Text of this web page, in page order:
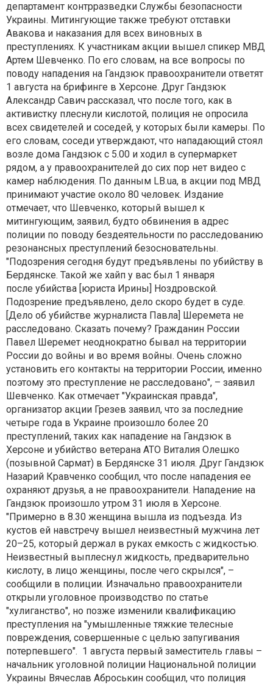
департамент контрразведки Службы безопасности
Украины. Митингующие также требуют отставки
Авакова и наказания для всех виновных в
преступлениях. К участникам акции вышел спикер МВД
Артем Шевченко. По его словам, на все вопросы по
поводу нападения на Гандзюк правоохранители ответят
1 августа на брифинге в Херсоне. Друг Гандзюк
Александр Савич рассказал, что после того, как в
активистку плеснули кислотой, полиция не опросила
всех свидетелей и соседей, у которых были камеры. По
его словам, соседи утверждают, что нападающий стоял
возле дома Гандзюк с 5.00 и ходил в супермаркет
рядом, а у правоохранителей до сих пор нет видео с
камер наблюдения. По данным LB.ua, в акции под МВД
принимают участие около 80 человек. Издание
отмечает, что Шевченко, который вышел к
митингующим, заявил, будто обвинения в адрес
полиции по поводу бездеятельности по расследованию
резонансных преступлений безосновательны.
"Подозрения сегодня будут предъявлены по убийству в
Бердянске. Такой же хайп у вас был 1 января
после убийства [юриста Ирины] Ноздровской.
Подозрение предъявлено, дело скоро будет в суде.
[Дело об убийстве журналиста Павла] Шеремета не
расследовано. Сказать почему? Гражданин России
Павел Шеремет неоднократно бывал на территории
России до войны и во время войны. Очень сложно
установить его контакты на территории России, именно
поэтому это преступление не расследовано", – заявил
Шевченко. Как отмечает "Украинская правда",
организатор акции Грезев заявил, что за последние
четыре года в Украине произошло более 20
преступлений, таких как нападение на Гандзюк в
Херсоне и убийство ветерана АТО Виталия Олешко
(позывной Сармат) в Бердянске 31 июля. Друг Гандзюк
Назарий Кравченко сообщил, что после нападения ее
охраняют друзья, а не правоохранители. Нападение на
Гандзюк произошло утром 31 июля в Херсоне.
"Примерно в 8.30 женщина вышла из подъезда. Из
кустов ей навстречу вышел неизвестный мужчина лет
20–25, который держал в руках емкость с жидкостью.
Неизвестный выплеснул жидкость, предварительно
кислоту, в лицо женщины, после чего скрылся", –
сообщили в полиции. Изначально правоохранители
открыли уголовное производство по статье
"хулиганство", но позже изменили квалификацию
преступления на "умышленные тяжкие телесные
повреждения, совершенные с целью запугивания
потерпевшего". 1 августа первый заместитель главы –
начальник уголовной полиции Национальной полиции
Украины Вячеслав Аброськин сообщил, что полиция